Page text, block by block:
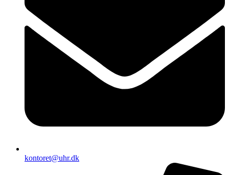
kontoret@uhr.dk